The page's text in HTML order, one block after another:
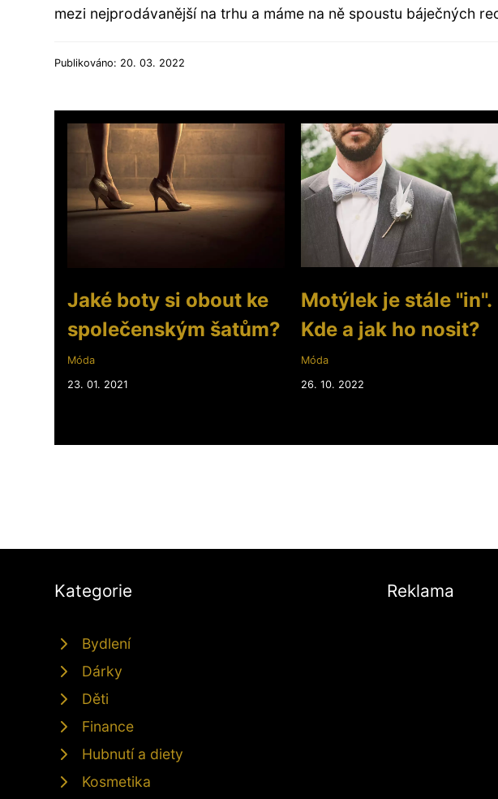
mezi nejprodávanější na trhu a máme na ně spoustu báječných
Publikováno: 20. 03. 2022
Jaké boty si obout ke
společenským šatům?
Móda
23. 01. 2021
Motýlek je stále "in".
Kde a jak ho nosit?
Móda
26. 10. 2022
Kategorie
Bydlení
Dárky
Děti
Finance
Hubnutí a diety
Kosmetika
Reklama